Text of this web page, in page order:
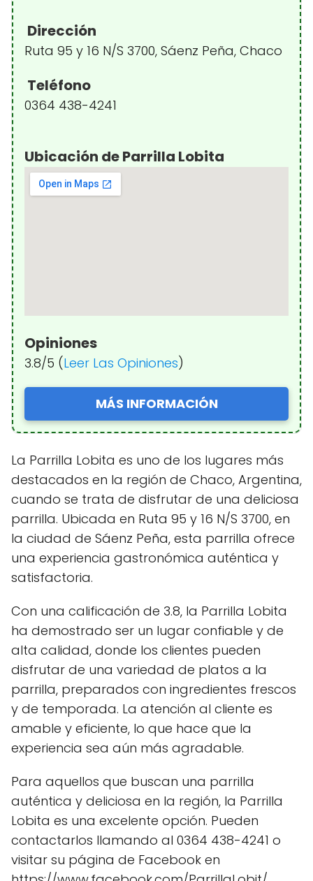
Dirección
Ruta 95 y 16 N/S 3700, Sáenz Peña, Chaco
Teléfono
0364 438-4241
Ubicación de Parrilla Lobita
Opiniones
3.8/5 (Leer Las Opiniones)
MÁS INFORMACIÓN
La Parrilla Lobita es uno de los lugares más
destacados en la región de Chaco, Argentina,
cuando se trata de disfrutar de una deliciosa
parrilla. Ubicada en Ruta 95 y 16 N/S 3700, en
la ciudad de Sáenz Peña, esta parrilla ofrece
una experiencia gastronómica auténtica y
satisfactoria.
Con una calificación de 3.8, la Parrilla Lobita
ha demostrado ser un lugar confiable y de
alta calidad, donde los clientes pueden
disfrutar de una variedad de platos a la
parrilla, preparados con ingredientes frescos
y de temporada. La atención al cliente es
amable y eficiente, lo que hace que la
experiencia sea aún más agradable.
Para aquellos que buscan una parrilla
auténtica y deliciosa en la región, la Parrilla
Lobita es una excelente opción. Pueden
contactarlos llamando al 0364 438-4241 o
visitar su página de Facebook en